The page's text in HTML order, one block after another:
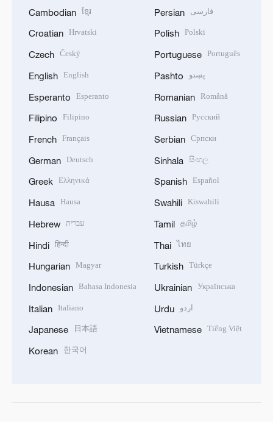
Cambodian ខ្មែរ
Croatian Hrvatski
Czech Český
English English
Esperanto Esperanto
Filipino Filipino
French Français
German Deutsch
Greek Ελληνικά
Hausa Hausa
Hebrew עברית
Hindi हिन्दी
Hungarian Magyar
Indonesian Bahasa Indonesia
Italian Italiano
Japanese 日本語
Korean 한국어
Persian فارسی
Polish Polski
Portuguese Português
Pashto پښتو
Romanian Română
Russian Русский
Serbian Српски
Sinhala සිංහල
Spanish Español
Swahili Kiswahili
Tamil தமிழ்
Thai ไทย
Turkish Türkçe
Ukrainian Українська
Urdu اردو
Vietnamese Tiếng Việt